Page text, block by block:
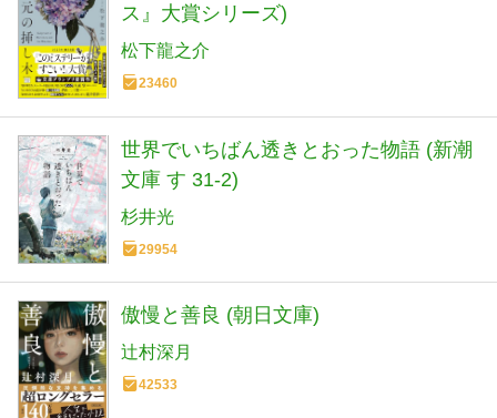
ス』大賞シリーズ)
松下龍之介
23460
世界でいちばん透きとおった物語 (新潮
文庫 す 31-2)
杉井光
29954
傲慢と善良 (朝日文庫)
辻村深月
42533